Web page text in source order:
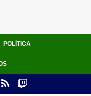
POLÍTICA